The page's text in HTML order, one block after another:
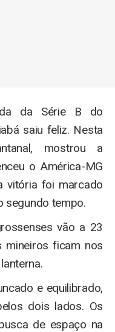
da Série B do
saiu feliz. Nesta
mostrou a
o América-MG
vitória foi marcado
segundo tempo.
vão a 23
mineiros ficam nos
e equilibrado,
dois lados. Os
de espaço na